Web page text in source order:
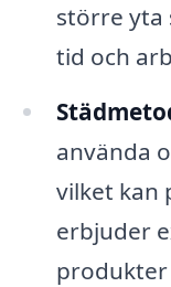
större yta
tid och
använda
vilket kan
erbjuder
produkter